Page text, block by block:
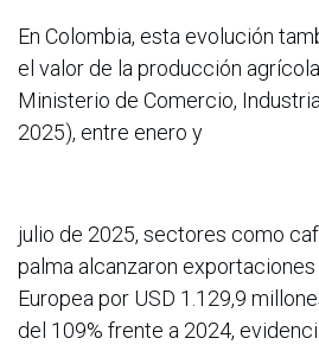
En Colombia, esta evolución
el valor de la producción
Ministerio de Comercio,
2025), entre enero y
julio de 2025, sectores como
palma alcanzaron exportaciones
Europea por USD 1.129,9
del 109% frente a 2024,